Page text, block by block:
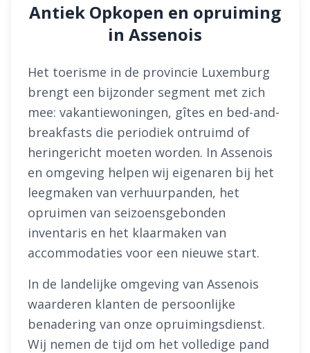
Antiek Opkopen en opruiming
in Assenois
Het toerisme in de provincie Luxemburg
brengt een bijzonder segment met zich
mee: vakantiewoningen, gîtes en bed-and-
breakfasts die periodiek ontruimd of
heringericht moeten worden. In Assenois
en omgeving helpen wij eigenaren bij het
leegmaken van verhuurpanden, het
opruimen van seizoensgebonden
inventaris en het klaarmaken van
accommodaties voor een nieuwe start.
In de landelijke omgeving van Assenois
waarderen klanten de persoonlijke
benadering van onze opruimingsdienst.
Wij nemen de tijd om het volledige pand